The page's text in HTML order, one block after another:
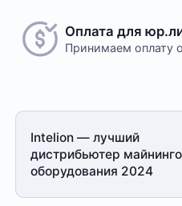
Оплата для
Принимаем оплату
Intelion — лучший
дистрибьютер
оборудования 2024